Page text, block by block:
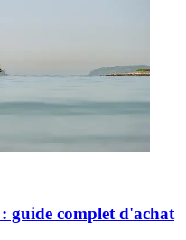
guide complet d'achat